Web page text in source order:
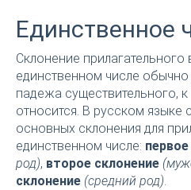
Единственное
Склонение
единственном числе обычно
падежа существительного,
относится. В русском языке
основных склонения для
единственном числе:
род), второе склонение
склонение (средний род).